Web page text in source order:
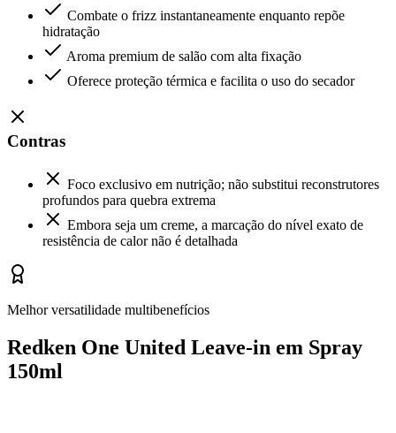
Combate o frizz instantaneamente enquanto repõe
hidratação
Aroma premium de salão com alta fixação
Oferece proteção térmica e facilita o uso do secador
Contras
Foco exclusivo em nutrição; não substitui reconstrutores
profundos para quebra extrema
Embora seja um creme, a marcação do nível exato de
resistência de calor não é detalhada
Melhor versatilidade multibenefícios
Redken One United Leave-in em Spray
150ml